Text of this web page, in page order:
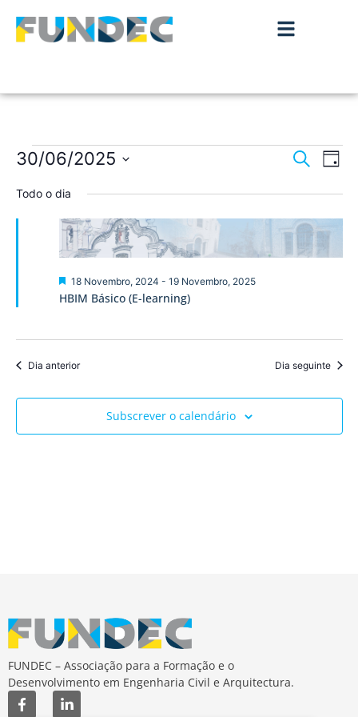
de
e
Pesquisar
de
Dia
30/06/2025
a
Todo o dia
HBIM Básico (E-learning)
Destaque
18 Novembro, 2024 - 19 Novembro, 2025
Dia anterior Dia seguinte
Subscrever o calendário
FUNDEC – Associação para a Formação e o
Desenvolvimento em Engenharia Civil e Arquitectura.